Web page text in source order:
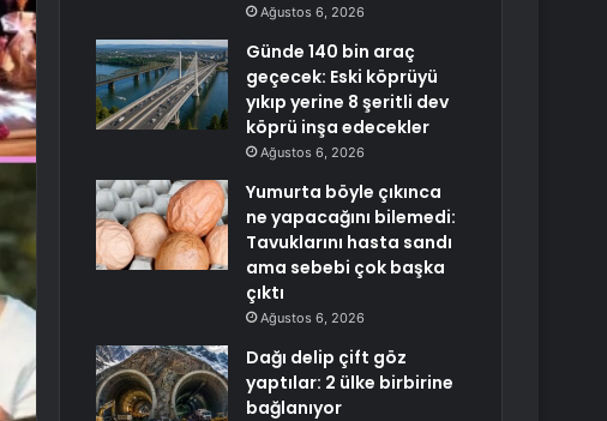
Ağustos 6, 2026
Günde 140 bin araç
geçecek: Eski köprüyü
yıkıp yerine 8 şeritli dev
köprü inşa edecekler
Ağustos 6, 2026
Yumurta böyle çıkınca
ne yapacağını bilemedi:
Tavuklarını hasta sandı
ama sebebi çok başka
çıktı
Ağustos 6, 2026
Dağı delip çift göz
yaptılar: 2 ülke birbirine
bağlanıyor